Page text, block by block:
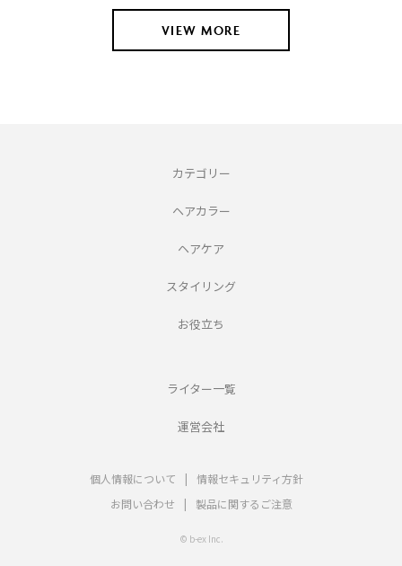
VIEW MORE
カテゴリー
ヘアカラー
ヘアケア
スタイリング
お役立ち
ライター一覧
運営会社
個人情報について |
情報セキュリティ方針
お問い合わせ
| 製品に関するご注意
© b-ex Inc.